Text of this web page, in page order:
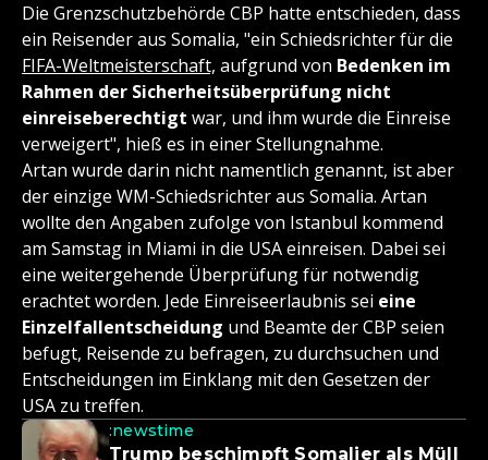
Die Grenzschutzbehörde CBP hatte entschieden, dass
ein Reisender aus Somalia, "ein Schiedsrichter für die
FIFA-Weltmeisterschaft, aufgrund von Bedenken im
Rahmen der Sicherheitsüberprüfung nicht
einreiseberechtigt war, und ihm wurde die Einreise
verweigert", hieß es in einer Stellungnahme.
Artan wurde darin nicht namentlich genannt, ist aber
der einzige WM-Schiedsrichter aus Somalia. Artan
wollte den Angaben zufolge von Istanbul kommend
am Samstag in Miami in die USA einreisen. Dabei sei
eine weitergehende Überprüfung für notwendig
erachtet worden. Jede Einreiseerlaubnis sei eine
Einzelfallentscheidung und Beamte der CBP seien
befugt, Reisende zu befragen, zu durchsuchen und
Entscheidungen im Einklang mit den Gesetzen der
USA zu treffen.
:newstime
Trump beschimpft Somalier als Müll